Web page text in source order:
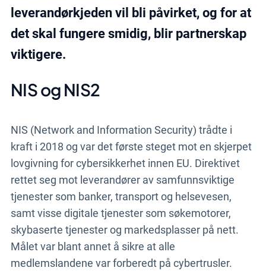
leverandørkjeden vil bli påvirket, og for at
det skal fungere smidig, blir partnerskap
viktigere.
NIS og NIS2
NIS (Network and Information Security) trådte i
kraft i 2018 og var det første steget mot en skjerpet
lovgivning for cybersikkerhet innen EU. Direktivet
rettet seg mot leverandører av samfunnsviktige
tjenester som banker, transport og helsevesen,
samt visse digitale tjenester som søkemotorer,
skybaserte tjenester og markedsplasser på nett.
Målet var blant annet å sikre at alle
medlemslandene var forberedt på cybertrusler.